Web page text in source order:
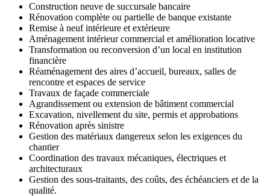
Construction neuve de succursale bancaire
Rénovation complète ou partielle de banque existante
Remise à neuf intérieure et extérieure
Aménagement intérieur commercial et amélioration locative
Transformation ou reconversion d’un local en institution
financière
Réaménagement des aires d’accueil, bureaux, salles de
rencontre et espaces de service
Travaux de façade commerciale
Agrandissement ou extension de bâtiment commercial
Excavation, nivellement du site, permis et approbations
Rénovation après sinistre
Gestion des matériaux dangereux selon les exigences du
chantier
Coordination des travaux mécaniques, électriques et
architecturaux
Gestion des sous-traitants, des coûts, des échéanciers et de la
qualité.